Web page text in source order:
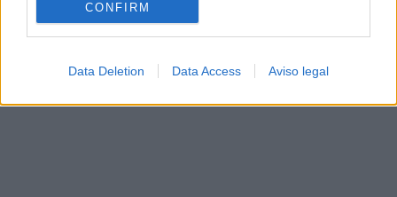
CONFIRM
Data Deletion Data Access Aviso legal